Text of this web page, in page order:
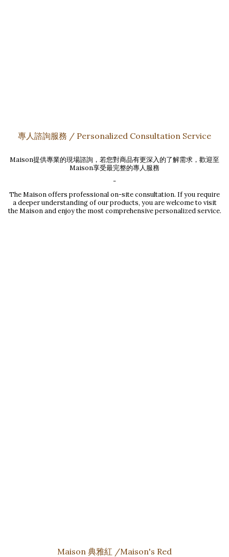
專人諮詢服務 / Personalized Consultation Service
Maison提供專業的現場諮詢，若您對商品有更深入的了解需求，歡迎至
Maison享受最完整的專人服務
-
The Maison offers professional on-site consultation. If you require
a deeper understanding of our products, you are welcome to visit
the Maison and enjoy the most comprehensive personalized service.
Maison 典雅紅 /Maison's Red